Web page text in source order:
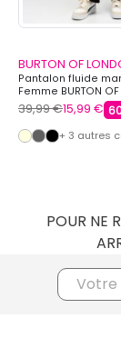
BURTON OF
Pantalon fluide
Femme BURTON
39,99 €15,99 €
+ 3 autres
POUR NE